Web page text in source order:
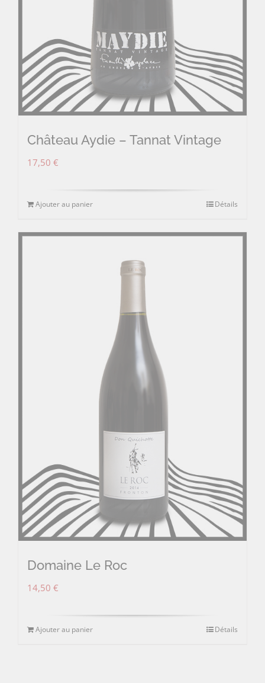
Château Aydie – Tannat Vintage
17,50 €
Ajouter au panier Détails
Domaine Le Roc
14,50 €
Ajouter au panier Détails